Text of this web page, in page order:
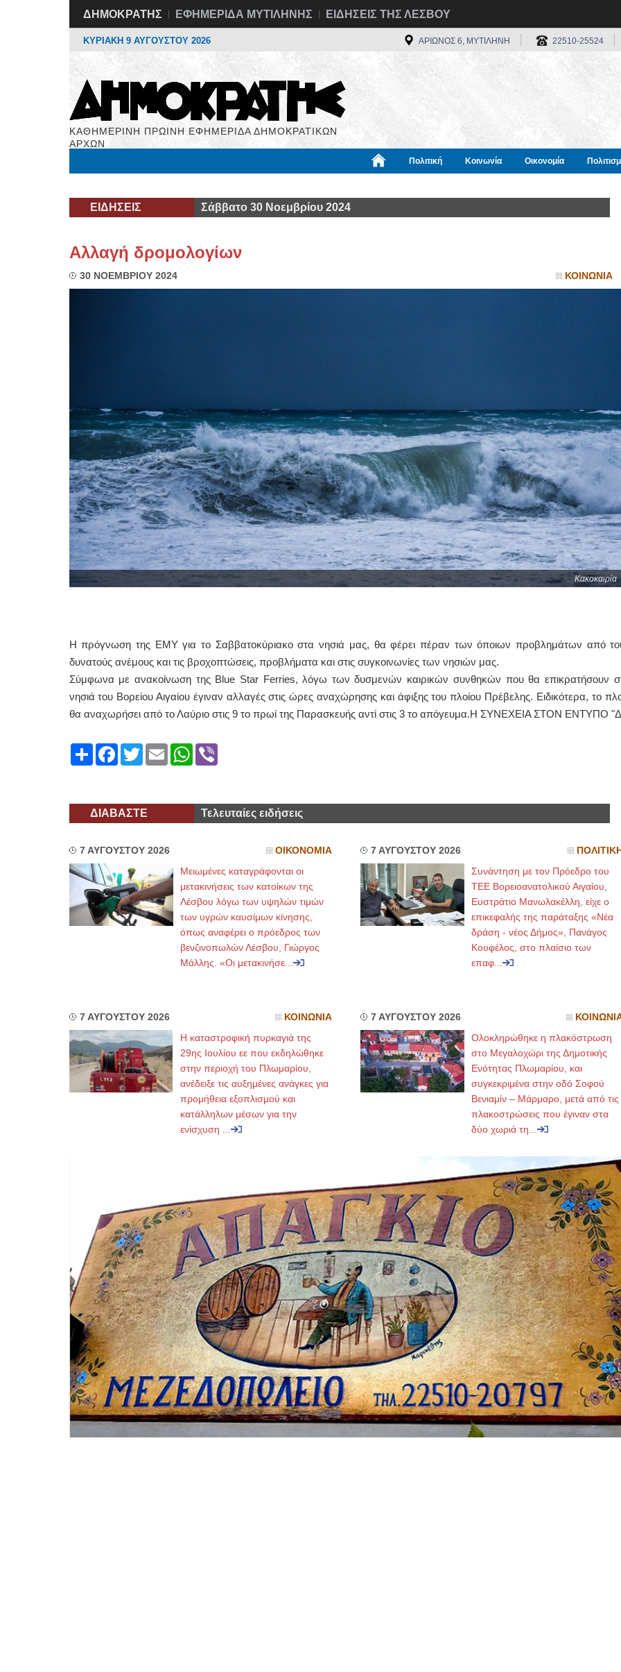
ΔΗΜΟΚΡΑΤΗΣ ΕΦΗΜΕΡΙΔΑ ΜΥΤΙΛΗΝΗΣ ΕΙΔΗΣΕΙΣ ΤΗΣ ΛΕΣΒΟΥ
ΚΥΡΙΑΚΗ 9 ΑΥΓΟΥΣΤΟΥ 2026 ΑΡΙΩΝΟΣ 6, ΜΥΤΙΛΗΝΗ 22510-25524
ΚΑΘΗΜΕΡΙΝΗ ΠΡΩΙΝΗ ΕΦΗΜΕΡΙΔΑ ΔΗΜΟΚΡΑΤΙΚΩΝ
ΑΡΧΩΝ
Πολιτική Κοινωνία Οικονομία
ΕΙΔΗΣΕΙΣ Σάββατο 30 Νοεμβρίου 2024
Αλλαγή δρομολογίων
30 ΝΟΕΜΒΡΙΟΥ 2024 ΚΟΙΝΩΝΙΑ
Κακοκαιρία
Η πρόγνωση της ΕΜΥ για το Σαββατοκύριακο στα νησιά μας, θα φέρει πέραν των όποιων προβλημάτων από
δυνατούς ανέμους και τις βροχοπτώσεις, προβλήματα και στις συγκοινωνίες των νησιών μας.
Σύμφωνα με ανακοίνωση της Blue Star Ferries, λόγω των δυσμενών καιρικών συνθηκών που θα επικρατήσουν
νησιά του Βορείου Αιγαίου έγιναν αλλαγές στις ώρες αναχώρησης και άφιξης του πλοίου Πρέβελης. Ειδικότερα, το
θα αναχωρήσει από το Λαύριο στις 9 το πρωί της Παρασκευής αντί στις 3 το απόγευμα.Η ΣΥΝΕΧΕΙΑ ΣΤΟΝ ΕΝΤΥΠΟ
ShareFacebook
TwitterEmailWhatsApp
Viber
ΔΙΑΒΑΣΤΕ Τελευταίες ειδήσεις
7 ΑΥΓΟΥΣΤΟΥ 2026 ΟΙΚΟΝΟΜΙΑ
Μειωμένες καταγράφονται οι
μετακινήσεις των κατοίκων της
Λέσβου λόγω των υψηλών τιμών
των υγρών καυσίμων κίνησης,
όπως αναφέρει ο πρόεδρος των
βενζινοπωλών Λέσβου, Γιώργος
Μάλλης. «Οι μετακινήσε...
7 ΑΥΓΟΥΣΤΟΥ 2026 ΠΟΛΙΤΙΚΗ
Συνάντηση με τον Πρόεδρο του
ΤΕΕ Βορειοανατολικού Αιγαίου,
Ευστράτιο Μανωλακέλλη, είχε ο
επικεφαλής της παράταξης «Νέα
δράση - νέος Δήμος», Πανάγος
Κουφέλος, στο πλαίσιο των
επαφ...
7 ΑΥΓΟΥΣΤΟΥ 2026 ΚΟΙΝΩΝΙΑ
Η καταστροφική πυρκαγιά της
29ης Ιουλίου εε που εκδηλώθηκε
στην περιοχή του Πλωμαρίου,
ανέδειξε τις αυξημένες ανάγκες για
προμήθεια εξοπλισμού και
κατάλληλων μέσων για την
ενίσχυση ...
7 ΑΥΓΟΥΣΤΟΥ 2026
Ολοκληρώθηκε η πλακόστρωση
στο Μεγαλοχώρι της Δημοτικής
Ενότητας Πλωμαρίου, και
συγκεκριμένα στην οδό Σοφού
Βενιαμίν – Μάρμαρο, μετά από τις
πλακοστρώσεις που έγιναν στα
δύο χωριά τη...
ΙΩΑΝΝΗΣ Α. ΜΑΛΛΙΑΣ
ΧΕΙΡΟΥΡΓΟΣ
ΟΦΘΑΛΜΙΑΤΡΟΣ
Διδάκτωρ Ιατρικής Σχολής
Πανεπιστημίου Αθηνών
Καλλιπόλεως 3,Νέα Σμύρνη,
2102467085 & 6938502258
email- elenboumpa@gmail.com